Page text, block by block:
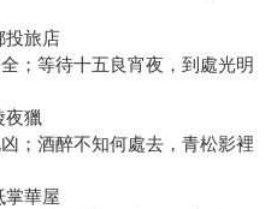
投旅店
；等待十五良宵夜，到處光明
獵
；酒醉不知何處去，青松影裡
華屋